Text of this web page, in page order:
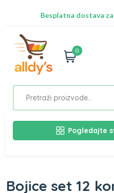
Besplatna dostava
0
Pogledajte
Bojice set 12